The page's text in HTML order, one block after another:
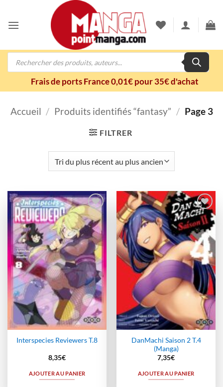
contenu
Recherche
Frais de ports France 0,01€ pour 35€ d'achat
Accueil / Produits identifiés “fantasy” / Page 3
FILTRER
Ajouter
à la
wishlist
Interspecies Reviewers T.8
8,35€
AJOUTER AU PANIER
Ajouter
à la
wishlist
DanMachi Saison 2 T.4
(Manga)
7,35€
AJOUTER AU PANIER